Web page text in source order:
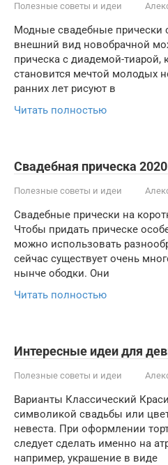
Полезные советы и идеи
Модные свадебные прически
внешний вид новобрачной
прическа с диадемой-тиарой,
становится мечтой молодых
ранних лет рисуют в
Читать полностью
Свадебная прическа
Полезные советы и идеи
Свадебные прически на
Чтобы придать прическе
можно использовать
сейчас существует очень
нынче ободки. Они
Читать полностью
Интересные идеи для
Полезные советы и идеи
Варианты Классический
символикой свадьбы или
невеста. При оформлении
следует сделать именно на
например, украшение в виде